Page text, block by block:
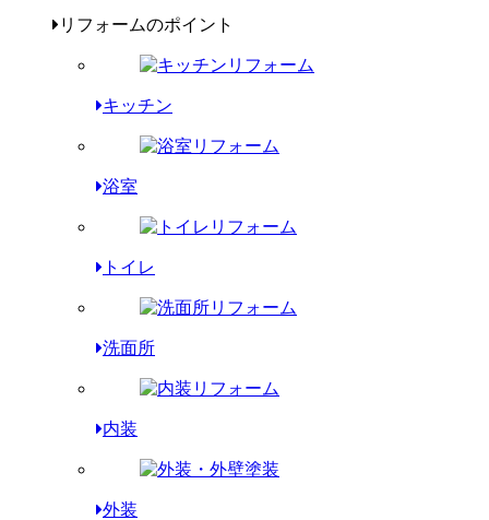
リフォームのポイント
キッチン
浴室
トイレ
洗面所
内装
外装